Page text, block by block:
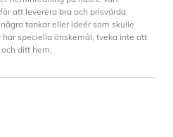
att leverera bra och prisvärda
tankar eller ideér som skulle
speciella önskemål, tveka inte att
ditt hem.